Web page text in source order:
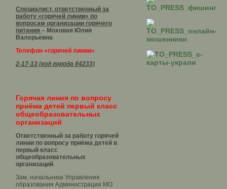
Специалист, ответственный за
работу «горячей линии» по
вопросам организации горячего
питания – Моховая Юлия
Валерьевна
Телефон «горячей линии»
2-17-13 (код города 84233)
Горячая линия по вопросу
приёма детей первый класс
общеобразовательных
организаций
Ответственный за работу горячей
линии по вопросу приёма детей в
первый класс
общеобразовательных
организаций
Зам. начальника Управления
образования Администрации МО